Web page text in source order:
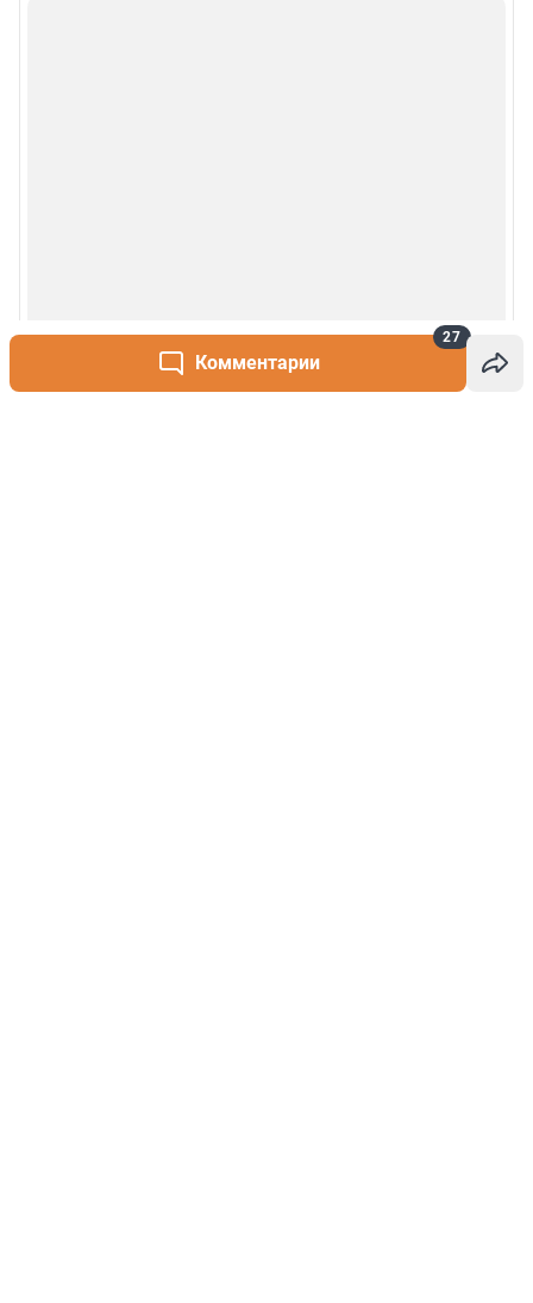
Комментарии
27